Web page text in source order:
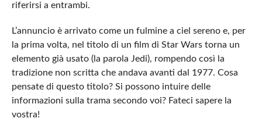
riferirsi a entrambi.
L’annuncio è arrivato come un fulmine a ciel sereno e, per
la prima volta, nel titolo di un film di Star Wars torna un
elemento già usato (la parola Jedi), rompendo così la
tradizione non scritta che andava avanti dal 1977. Cosa
pensate di questo titolo? Si possono intuire delle
informazioni sulla trama secondo voi? Fateci sapere la
vostra!